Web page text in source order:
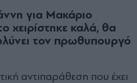
για Μακάριο
χειρίστηκε καλά, θα
τον πρωθυπουργό
αντιπαράθεση που έχει